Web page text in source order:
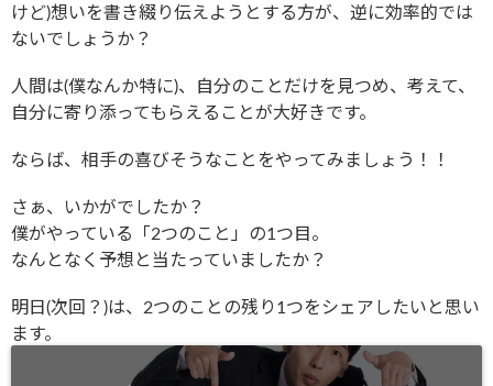
けど)想いを書き綴り伝えようとする方が、逆に効率的では
ないでしょうか？
人間は(僕なんか特に)、自分のことだけを見つめ、考えて、
自分に寄り添ってもらえることが大好きです。
ならば、相手の喜びそうなことをやってみましょう！！
さぁ、いかがでしたか？
僕がやっている「2つのこと」の1つ目。
なんとなく予想と当たっていましたか？
明日(次回？)は、2つのことの残り1つをシェアしたいと思い
ます。